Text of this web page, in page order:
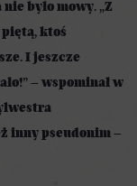
było mowy. „Z
ktoś
I jeszcze
– wspominał w
inny pseudonim –